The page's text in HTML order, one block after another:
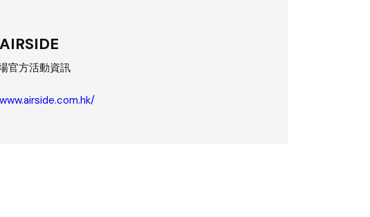
AIRSIDE
官方活動資訊